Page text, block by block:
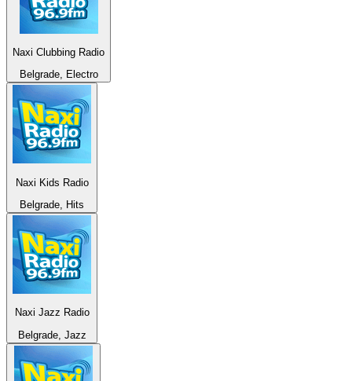
Naxi Clubbing Radio
Belgrade, Electro
Naxi Kids Radio
Belgrade, Hits
Naxi Jazz Radio
Belgrade, Jazz